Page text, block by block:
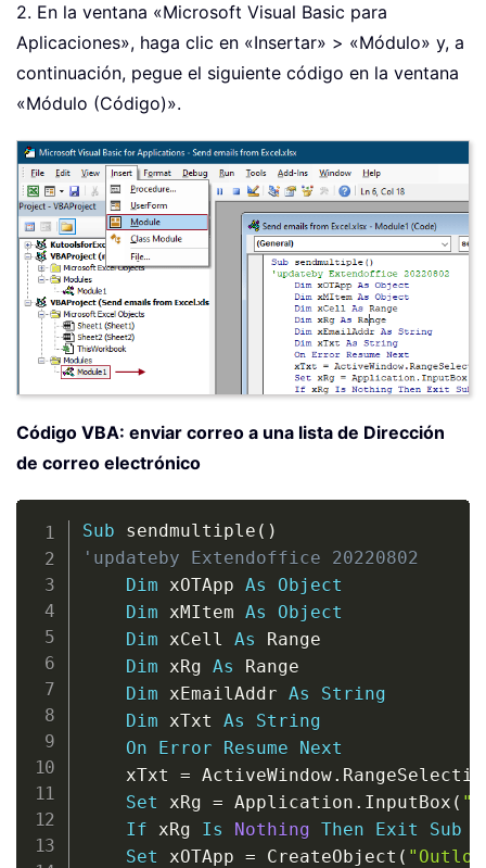
2. En la ventana «Microsoft Visual Basic para
Aplicaciones», haga clic en «Insertar» > «Módulo» y, a
continuación, pegue el siguiente código en la ventana
«Módulo (Código)».
Código VBA: enviar correo a una lista de Dirección
de correo electrónico
Sub sendmultiple ( )
'updateby Extendoffice 20220802
Dim xOTApp As
Object
Dim xMItem As
Object
Dim xCell As Range
Dim xRg As Range
Dim xEmailAddr As
String
Dim xTxt As
String
On
Error Resume
Next
    xTxt
= ActiveWindow.
Set xRg = Application . InputBox (
If xRg Is Nothing Then Exit
Sub
Set xOTApp = CreateObject (